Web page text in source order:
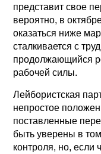
представит свое
вероятно, в
оказаться ниже
сталкивается с
продолжающийся
рабочей силы.
Лейбористская
непростое
поставленные
быть уверены в
контроля, но, если